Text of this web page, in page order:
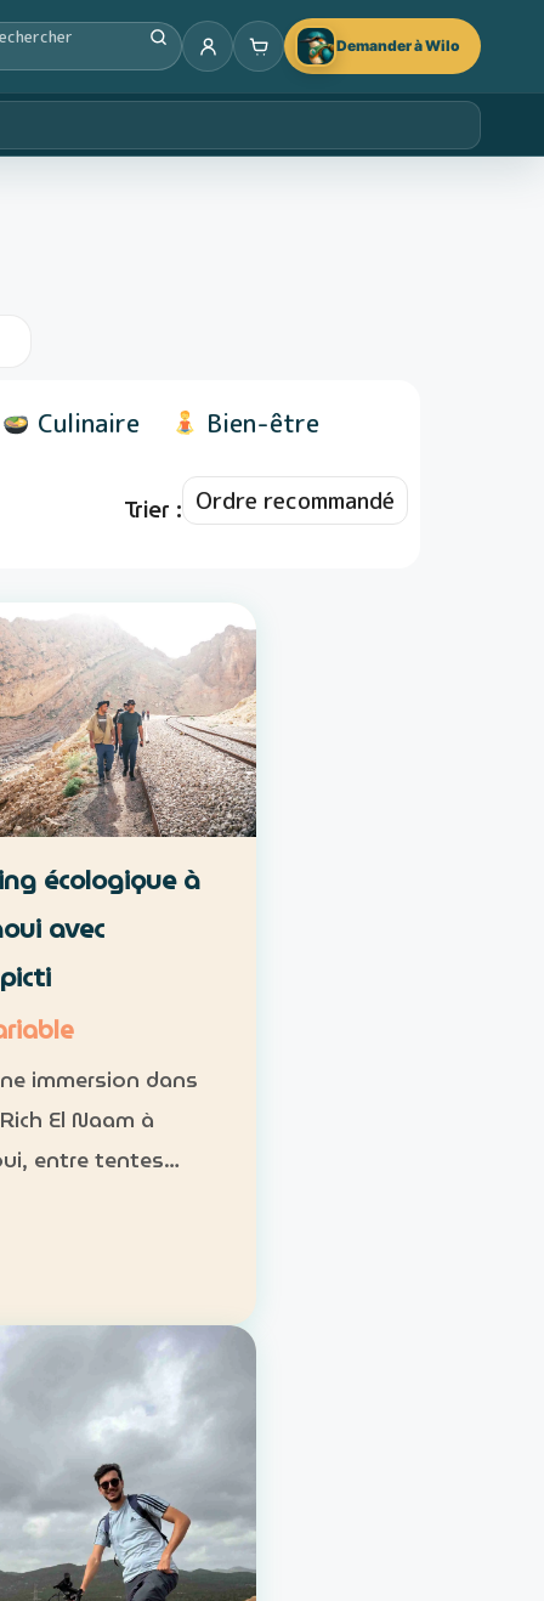
Demander à Wilo
Culinaire Bien-être
Trier :
écologique à
avec
immersion dans
El Naam à
entre tentes
ou formules
Activités :
randonnées, gas…